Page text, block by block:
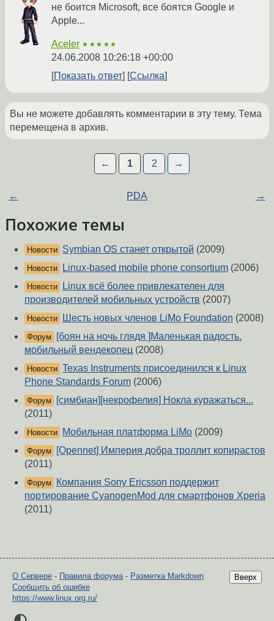
не боится Microsoft, все боятся Google и
Apple...
Aceler ★★★★★
24.06.2008 10:26:18 +00:00
Показать ответ
Ссылка
Вы не можете добавлять комментарии в эту тему. Тема
перемещена в архив.
← 1 2 →
← PDA →
Похожие темы
Новости Symbian OS станет открытой (2009)
Новости Linux-based mobile phone consortium (2006)
Новости
Linux всё более привлекателен для
производителей мобильных устройств (2007)
Новости Шесть новых членов LiMo Foundation (2008)
Форум
[боян на ночь глядя ]Маленькая радость.
мобильный вендекопец (2008)
Новости Texas Instruments присоединился к Linux
Phone Standards Forum (2006)
Форум
[симбиан][некрофелия] Нокла куражаться...
(2011)
Новости Мобильная платформа LiMo (2009)
Форум
[Opennet] Империя добра троллит копирастов
(2011)
Форум
Компания Sony Ericsson поддержит
портирование CyanogenMod для смартфонов Xperia
(2011)
Вверх
О Сервере - Правила форума- Разметка Markdown
Сообщить об ошибке
https://www.linux.org.ru/